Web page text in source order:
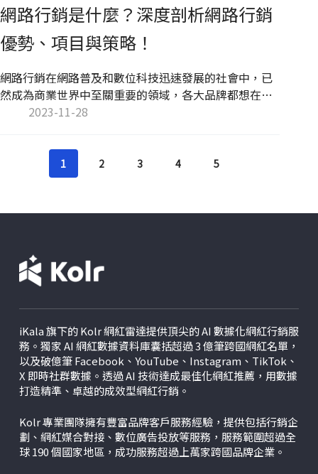
網路行銷是什麼？深度剖析網路行銷
優勢、項目與策略！
網路行銷在網路普及和數位科技迅速發展的社會中，已
然成為商業世界中至關重要的領域，各大品牌都想在網
路世界中脫穎而出，獲得最大曝光與流量。當企業與品
場。本文將介紹網路行銷的具體意涵，分享網路行銷三
大優勢，進一步剖析各類策略，讓讀者能快速了解網路
行銷的世界，提供您最即時行銷資訊！
2023-11-28
1 2 3 4 5
iKala 旗下的 Kolr 網紅雷達提供頂尖的 AI 數據化網紅行銷服
務。獨家 AI 網紅數據資料庫囊括超過 3 億筆跨國網紅名單，
以及破億筆 Facebook、YouTube、Instagram、TikTok、
X 即時社群數據。透過 AI 技術達成最佳化網紅推薦，用數據
打造精準、卓越的成效型網紅行銷。
Kolr 專業團隊擁有豐富品牌客戶服務經驗，提供包括行銷企
劃、網紅媒合對接、數位廣告投放等服務，服務範圍超過全
球 190 個國家地區，成功服務超過上萬家跨國品牌企業。